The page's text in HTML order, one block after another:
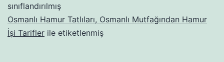
sınıflandırılmış
Osmanlı Hamur Tatlıları, Osmanlı Mutfağından Hamur
İşi Tarifler ile etiketlenmiş